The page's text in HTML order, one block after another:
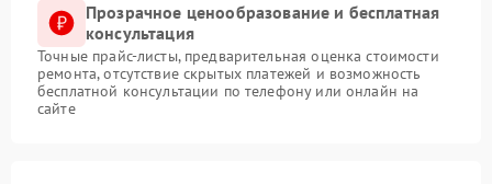
Прозрачное ценообразование и бесплатная
консультация
Точные прайс-листы, предварительная оценка стоимости
ремонта, отсутствие скрытых платежей и возможность
бесплатной консультации по телефону или онлайн на
сайте